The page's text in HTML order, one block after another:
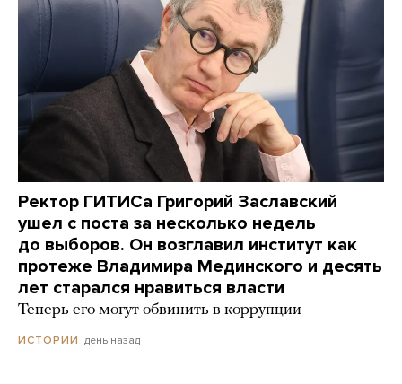
Ректор ГИТИСа Григорий Заславский
ушел с поста за несколько недель
до выборов. Он возглавил институт как
протеже Владимира Мединского и десять
лет старался нравиться власти
Теперь его могут обвинить в коррупции
ИСТОРИИ день назад